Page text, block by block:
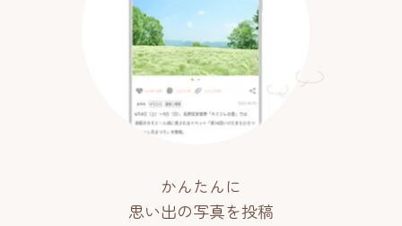
かんたんに
思い出の写真を投稿